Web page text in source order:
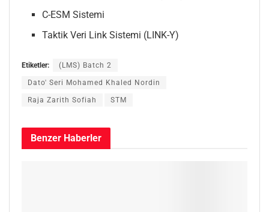
C-ESM Sistemi
Taktik Veri Link Sistemi (LINK-Y)
Etiketler: (LMS) Batch 2
Dato' Seri Mohamed Khaled Nordin
Raja Zarith Sofiah STM
Benzer Haberler